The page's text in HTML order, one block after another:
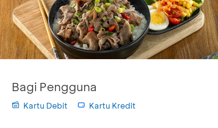
Bagi Pengguna
Kartu Debit Kartu Kredit